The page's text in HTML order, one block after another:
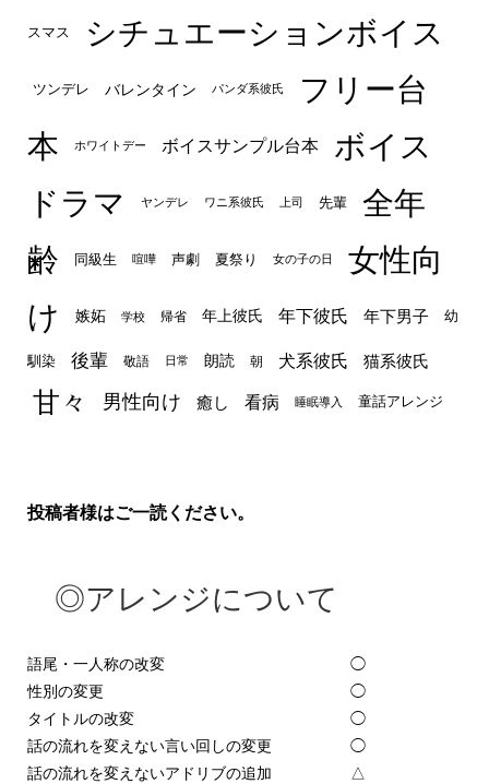
スマス シチュエーションボイス
ツンデレ バレンタイン パンダ系彼氏
フリー台
本
ホワイトデー ボイスサンプル台本
ボイス
ドラマ
ヤンデレ ワニ系彼氏 上司 先輩
全年
齢
同級生 喧嘩 声劇 夏祭り 女の子の日
女性向
け
嫉妬 学校 帰省 年上彼氏 年下彼氏 年下男子 幼
馴染 後輩 敬語 日常 朗読 朝 犬系彼氏 猫系彼氏
甘々 男性向け 癒し 看病 睡眠導入 童話アレンジ
投稿者様はご一読ください。
◎アレンジについて
語尾・一人称の改変
◯
性別の変更
◯
タイトルの改変
◯
話の流れを変えない言い回しの変更
◯
話の流れを変えないアドリブの追加
△